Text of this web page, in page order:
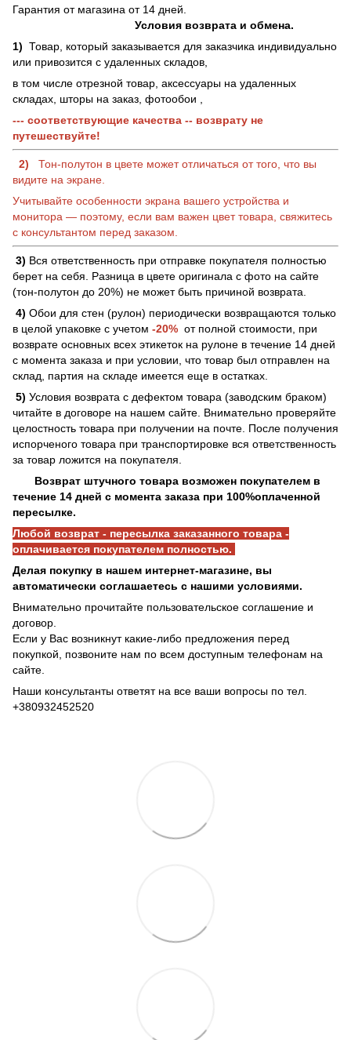
Гарантия от магазина от 14 дней.
Условия возврата и обмена.
1) Товар, который заказывается для заказчика индивидуально
или привозится с удаленных складов,
в том числе отрезной товар, аксессуары на удаленных
складах, шторы на заказ, фотообои ,
--- соответствующие качества -- возврату не
путешествуйте!
2)
Тон-полутон в цвете может отличаться от того, что вы
видите на экране.
Учитывайте особенности экрана вашего устройства и
монитора — поэтому, если вам важен цвет товара, свяжитесь
с консультантом перед заказом.
3) Вся ответственность при отправке покупателя полностью
берет на себя. Разница в цвете оригинала с фото на сайте
(тон-полутон до 20%) не может быть причиной возврата.
4) Обои для стен (рулон) периодически возвращаются только
в целой упаковке с учетом -20% от полной стоимости, при
возврате основных всех этикеток на рулоне в течение 14 дней
с момента заказа и при условии, что товар был отправлен на
склад, партия на складе имеется еще в остатках.
5) Условия возврата с дефектом товара (заводским браком)
читайте в договоре на нашем сайте. Внимательно проверяйте
целостность товара при получении на почте. После получения
испорченого товара при транспортировке вся ответственность
за товар ложится на покупателя.
Возврат штучного товара возможен покупателем в
течение 14 дней с момента заказа при 100%оплаченной
пересылке.
Любой возврат - пересылка заказанного товара -
оплачивается покупателем полностью.
Делая покупку в нашем интернет-магазине, вы
автоматически соглашаетесь с нашими условиями.
Внимательно прочитайте пользовательское соглашение и
договор.
Если у Вас возникнут какие-либо предложения перед
покупкой, позвоните нам по всем доступным телефонам на
сайте.
Наши консультанты ответят на все ваши вопросы по тел.
+380932452520